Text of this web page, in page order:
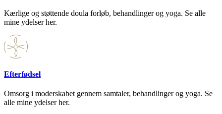
Kærlige og støttende doula forløb, behandlinger og yoga. Se alle
mine ydelser her.
Efterfødsel
Omsorg i moderskabet gennem samtaler, behandlinger og yoga. Se
alle mine ydelser her.